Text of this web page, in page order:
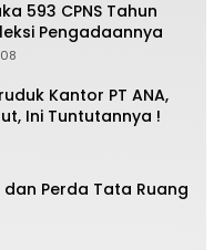
593 CPNS Tahun
Pengadaannya
Kantor PT ANA,
Ini Tuntutannya !
Perda Tata Ruang